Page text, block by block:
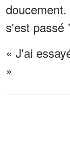
s'est passé
« J'ai
»